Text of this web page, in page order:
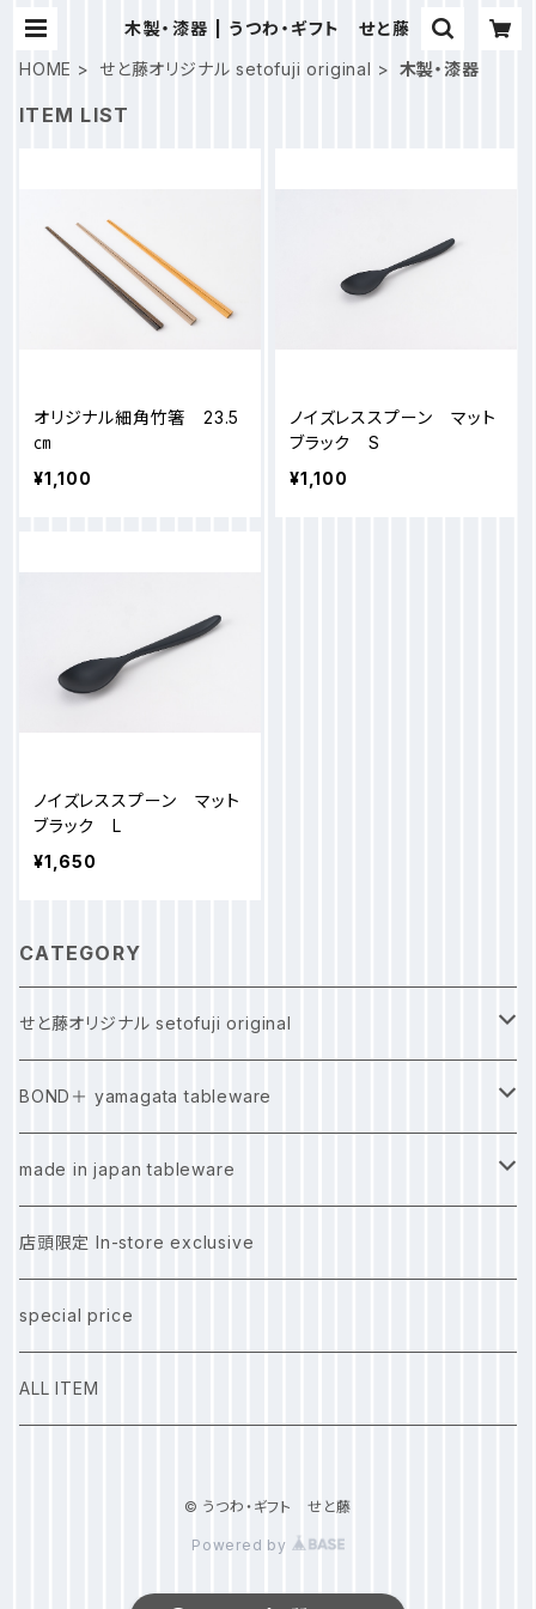
木製・漆器 | うつわ・ギフト せと藤
HOME
せと藤オリジナル setofuji original 木製・漆器
ITEM LIST
オリジナル細角竹箸 23.5
㎝
¥1,100
ノイズレススプーン マット
ブラック S
¥1,100
ノイズレススプーン マット
ブラック L
¥1,650
CATEGORY
せと藤オリジナル setofuji original
金属
カトラリー
陶磁器
プレート
木製・漆器
箸
スプーン
BOND＋ yamagata tableware
ガラス
カンベ硝子
工房SORA
金属
あまね金工
くらしの金具里山
陶磁器
木製・漆器
made in japan tableware
波佐見焼 hasamiyaki
店頭限定 In-store exclusive
special price
ALL ITEM
© うつわ・ギフト せと藤
Powered by